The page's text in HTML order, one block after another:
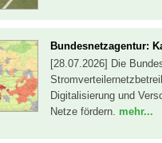
Bundesnetzagentur:
[28.07.2026] Die
Digitalisierung und
Netze fördern. mehr...